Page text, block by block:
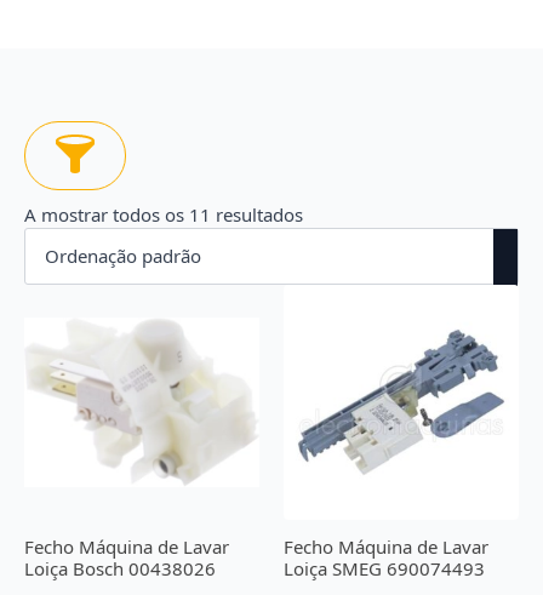
A mostrar todos os 11 resultados
Fecho Máquina de Lavar
Loiça Bosch 00438026
Fecho Máquina de Lavar
Loiça SMEG 690074493